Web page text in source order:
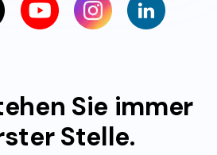
Sie immer
Stelle.